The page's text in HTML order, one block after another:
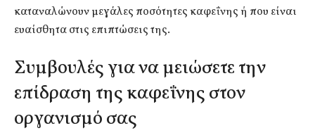
καταναλώνουν μεγάλες ποσότητες καφεΐνης ή που είναι
ευαίσθητα στις επιπτώσεις της.
Συμβουλές για να μειώσετε την
επίδραση της καφεΐνης στον
οργανισμό σας